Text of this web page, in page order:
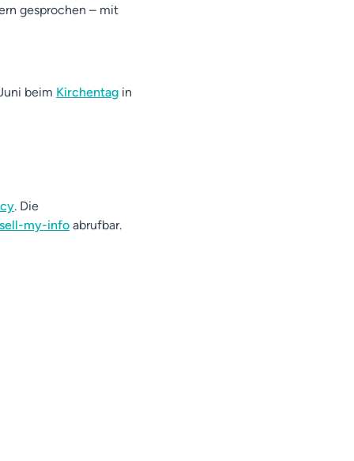
gesprochen – mit
beim Kirchentag in
. Die
my-info abrufbar.